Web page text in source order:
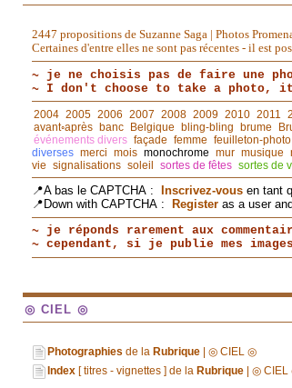
2447 propositions de Suzanne Saga | Photos
Certaines d'entre elles ne sont pas récentes - il est
~ je ne choisis pas de faire une
~ I don't choose to take a photo,
2004 2005 2006 2007 2008 2009 2010 2011
avant◦après banc Belgique bling-bling brume
événements divers façade femme feuilleton-photo
diverses merci mois monochrome mur musique
vie signalisations soleil sortes de fêtes sortes de
📍A bas le CAPTCHA : Inscrivez-vous en tant
📍Down with CAPTCHA :
Register as a user
~ je réponds rarement aux
~ cependant, si je publie mes
◎ CIEL ◎
Photographies de la Rubrique | ◎ CIEL ◎
Index [ titres - vignettes ] de la Rubrique | ◎